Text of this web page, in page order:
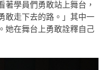
學員們勇敢站上舞台，
敢走下去的路。」其中一
她在舞台上勇敢詮釋自己